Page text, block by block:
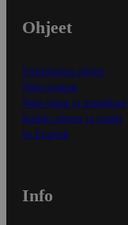
Ohjeet
Ensitilaajan ohjeet
Näin maksat
Näin tilaat ja muokkaat
Kaikki ohjeet ja vinkit
In English
Info